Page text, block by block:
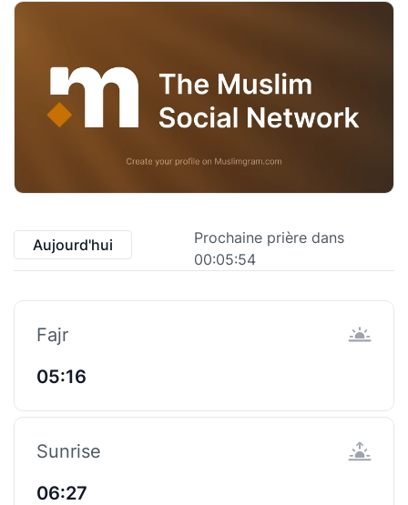
Aujourd'hui
Prochaine prière dans
00:05:54
Fajr
05:16
Sunrise
06:27